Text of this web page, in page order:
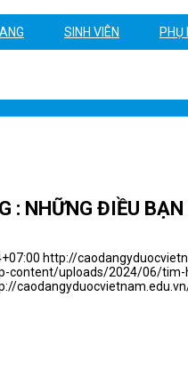
SINH VIÊN PHỤ
: NHỮNG ĐIỀU
http://
content/uploads/2024/06/